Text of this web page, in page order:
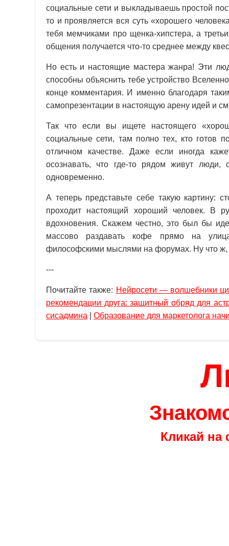
социальные сети и выкладываешь простой
то и проявляется вся суть «хорошего
тебя мемчиками про щенка-хипстера, а
общения получается что-то среднее между
Но есть и настоящие мастера жанра! Эти
способны объяснить тебе устройство
конце комментария. И именно благодаря
самопрезентации в настоящую арену идей и
Так что если вы ищете настоящего
социальные сети, там полно тех, кто готов
отличном качестве. Даже если иногда
осознавать, что где-то рядом живут люди,
одновременно.
А теперь представьте себе такую картину:
проходит настоящий хороший человек. В
вдохновения. Скажем честно, это был бы
массово раздавать кофе прямо на
философскими мыслями на форумах. Ну что ж,
---
Почитайте также: Нейросети — волшебники
рекомендации друга: защитный обряд для
сисадмина
Образование для маркетолога
Кликай на